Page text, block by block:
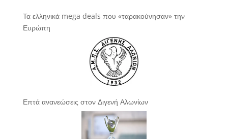
Τα ελληνικά mega deals που «ταρακούνησαν» την
Ευρώπη
Επτά ανανεώσεις στον Διγενή Αλωνίων